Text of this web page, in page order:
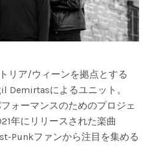
リア/ウィーンを拠点とする
Demirtasによるユニット。
ォーマンスのためのプロジェ
年にリリースされた楽曲
Punkファンから注目を集める